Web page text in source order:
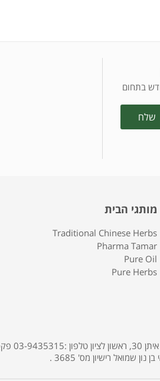
בתחום
מותגי הבית
Traditional Chinese Herbs
Pharma Tamar
Pure Oil
Pure Herbs